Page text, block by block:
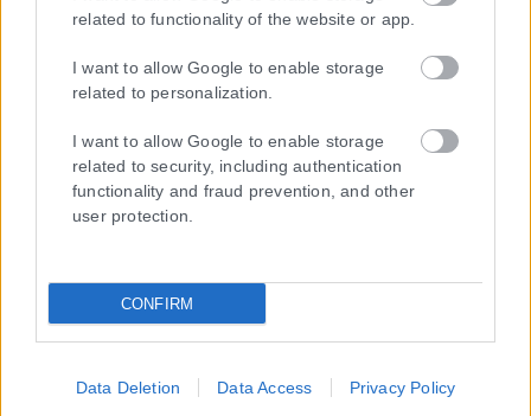
related to functionality of the website or app.
I want to allow Google to enable storage
related to personalization.
I want to allow Google to enable storage
related to security, including authentication
functionality and fraud prevention, and other
user protection.
CONFIRM
Data Deletion Data Access Privacy Policy
επέκταση η ιστοσελίδα που κατέχει αυτή “www.karfitsa.gr”
συμμορφώνονται με τη Σύσταση (ΕΕ) 2018/334 της Επιτροπής της
αντιμετώπιση του παράνομου περιεχομένου στο διαδίκτυο (L 63).
ΤΑ ΠΡΩΤΟΣΕΛΙΔΑ ΣΗΜΕΡΑ